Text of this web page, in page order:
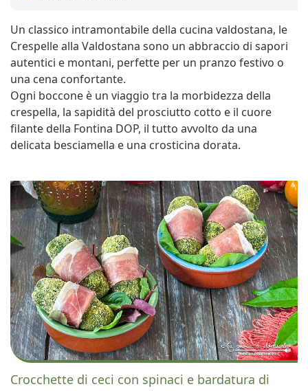
Un classico intramontabile della cucina valdostana, le
Crespelle alla Valdostana sono un abbraccio di sapori
autentici e montani, perfette per un pranzo festivo o
una cena confortante.
Ogni boccone è un viaggio tra la morbidezza della
crespella, la sapidità del prosciutto cotto e il cuore
filante della Fontina DOP, il tutto avvolto da una
delicata besciamella e una crosticina dorata.
Crocchette di ceci con spinaci e bardatura di